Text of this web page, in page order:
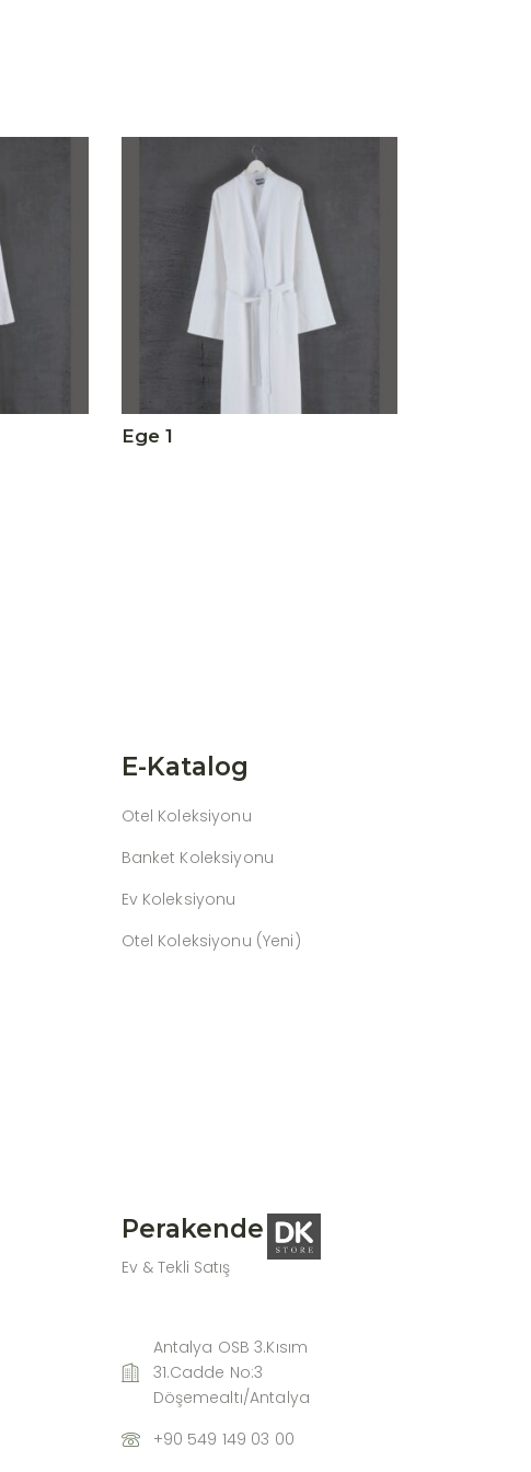
Ege 1
E-Katalog
Otel Koleksiyonu
Banket Koleksiyonu
Ev Koleksiyonu
Otel Koleksiyonu (Yeni)
Perakende
Ev & Tekli Satış
Antalya OSB 3.Kısım
31.Cadde No:3
Döşemealtı/Antalya
+90 549 149 03 00